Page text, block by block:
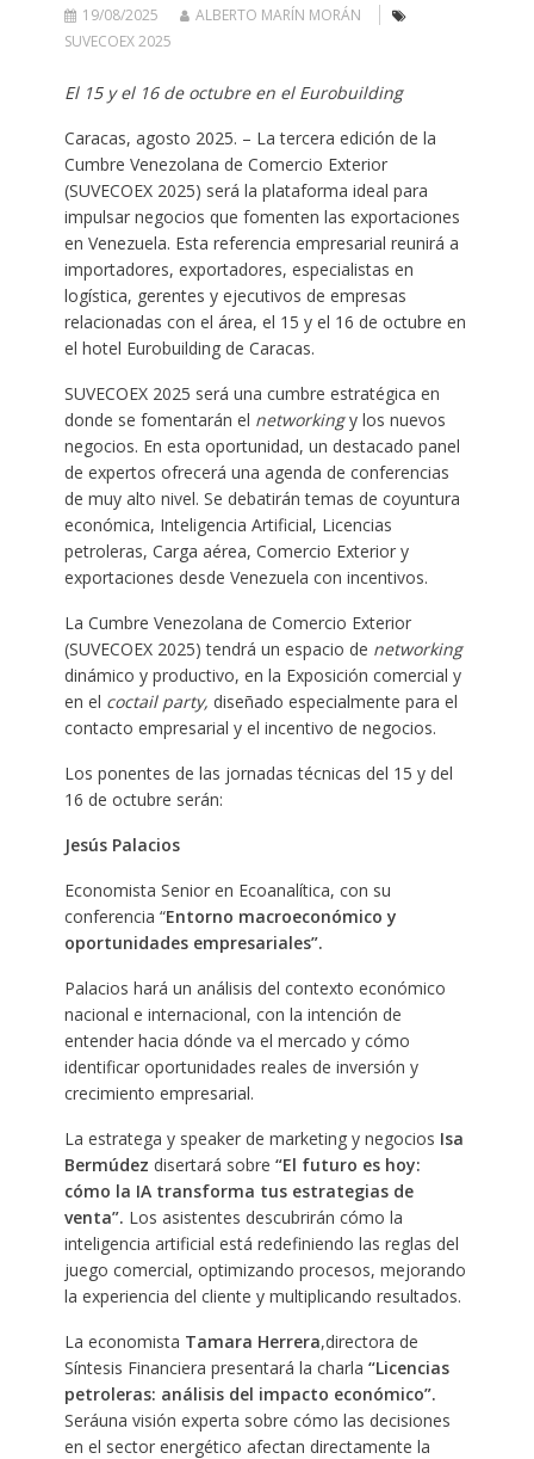
19/08/2025
ALBERTO MARÍN MORÁN
SUVECOEX 2025
El 15 y el 16 de octubre en el Eurobuilding
Caracas, agosto 2025. – La tercera edición de la
Cumbre Venezolana de Comercio Exterior
(SUVECOEX 2025) será la plataforma ideal para
impulsar negocios que fomenten las exportaciones
en Venezuela. Esta referencia empresarial reunirá a
importadores, exportadores, especialistas en
logística, gerentes y ejecutivos de empresas
relacionadas con el área, el 15 y el 16 de octubre en
el hotel Eurobuilding de Caracas.
SUVECOEX 2025 será una cumbre estratégica en
donde se fomentarán el networkingy los nuevos
negocios. En esta oportunidad, un destacado panel
de expertos ofrecerá una agenda de conferencias
de muy alto nivel. Se debatirán temas de coyuntura
económica, Inteligencia Artificial, Licencias
petroleras, Carga aérea, Comercio Exterior y
exportaciones desde Venezuela con incentivos.
La Cumbre Venezolana de Comercio Exterior
(SUVECOEX 2025) tendrá un espacio de networking
dinámico y productivo, en la Exposición comercial y
en el coctail party, diseñado especialmente para el
contacto empresarial y el incentivo de negocios.
Los ponentes de las jornadas técnicas del 15 y del
16 de octubre serán:
Jesús Palacios
Economista Senior en Ecoanalítica, con su
conferencia “Entorno macroeconómico y
oportunidades empresariales”.
Palacios hará un análisis del contexto económico
nacional e internacional, con la intención de
entender hacia dónde va el mercado y cómo
identificar oportunidades reales de inversión y
crecimiento empresarial.
La estratega y speaker de marketing y negocios Isa
Bermúdez disertará sobre “El futuro es hoy:
cómo la IA transforma tus estrategias de
venta”. Los asistentes descubrirán cómo la
inteligencia artificial está redefiniendo las reglas del
juego comercial, optimizando procesos, mejorando
la experiencia del cliente y multiplicando resultados.
La economista Tamara Herrera,directora de
Síntesis Financiera presentará la charla “Licencias
petroleras: análisis del impacto económico”.
Seráuna visión experta sobre cómo las decisiones
en el sector energético afectan directamente la